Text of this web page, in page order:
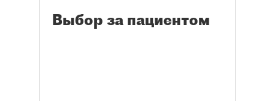
Выбор за пациентом